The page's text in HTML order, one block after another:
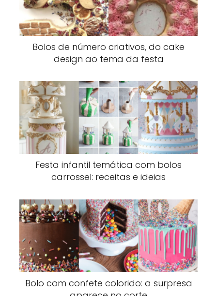
Bolos de número criativos, do cake
design ao tema da festa
Festa infantil temática com bolos
carrossel: receitas e ideias
Bolo com confete colorido: a surpresa